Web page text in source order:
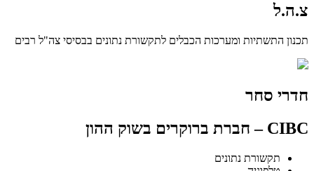
צ.ה.ל
תכנון התשתיות ומערכות הכבלים לתקשורת נתונים בבסיסי צה"ל רבים
חדרי סחר
CIBC – חברת ברוקרים בשוק ההון
תקשורת נתונים